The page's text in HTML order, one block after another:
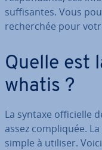
suf­fi­santes. Vous
re­cher­chée pour
Quelle est
whatis ?
La syntaxe of­fi­cielle
assez com­pli­quée.
simple à utiliser.